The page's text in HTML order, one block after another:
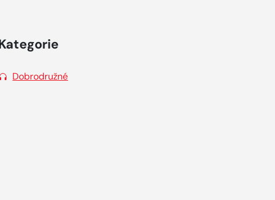
Dobrodružné